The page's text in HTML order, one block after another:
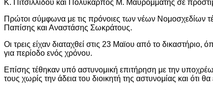
Κ. Πιτσιλλίδου και Πολύκαρπος Μ. Μαυρομμάτης σε
Πρώτοι σύμφωνα με τις πρόνοιες των νέων Νομοσχεδίων
Παπίσης και Αναστάσης Σωκράτους.
Οι τρεις είχαν διαταχθεί στις 23 Μαϊου από το
για περίοδο ενός χρόνου.
Επίσης τέθηκαν υπό αστυνομική επιτήρηση με την
τους χωρίς την άδεια του διοικητή της αστυνομίας και ότι